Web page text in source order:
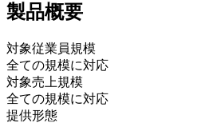
製品概要
対象従業員規模
全ての規模に対応
対象売上規模
全ての規模に対応
提供形態